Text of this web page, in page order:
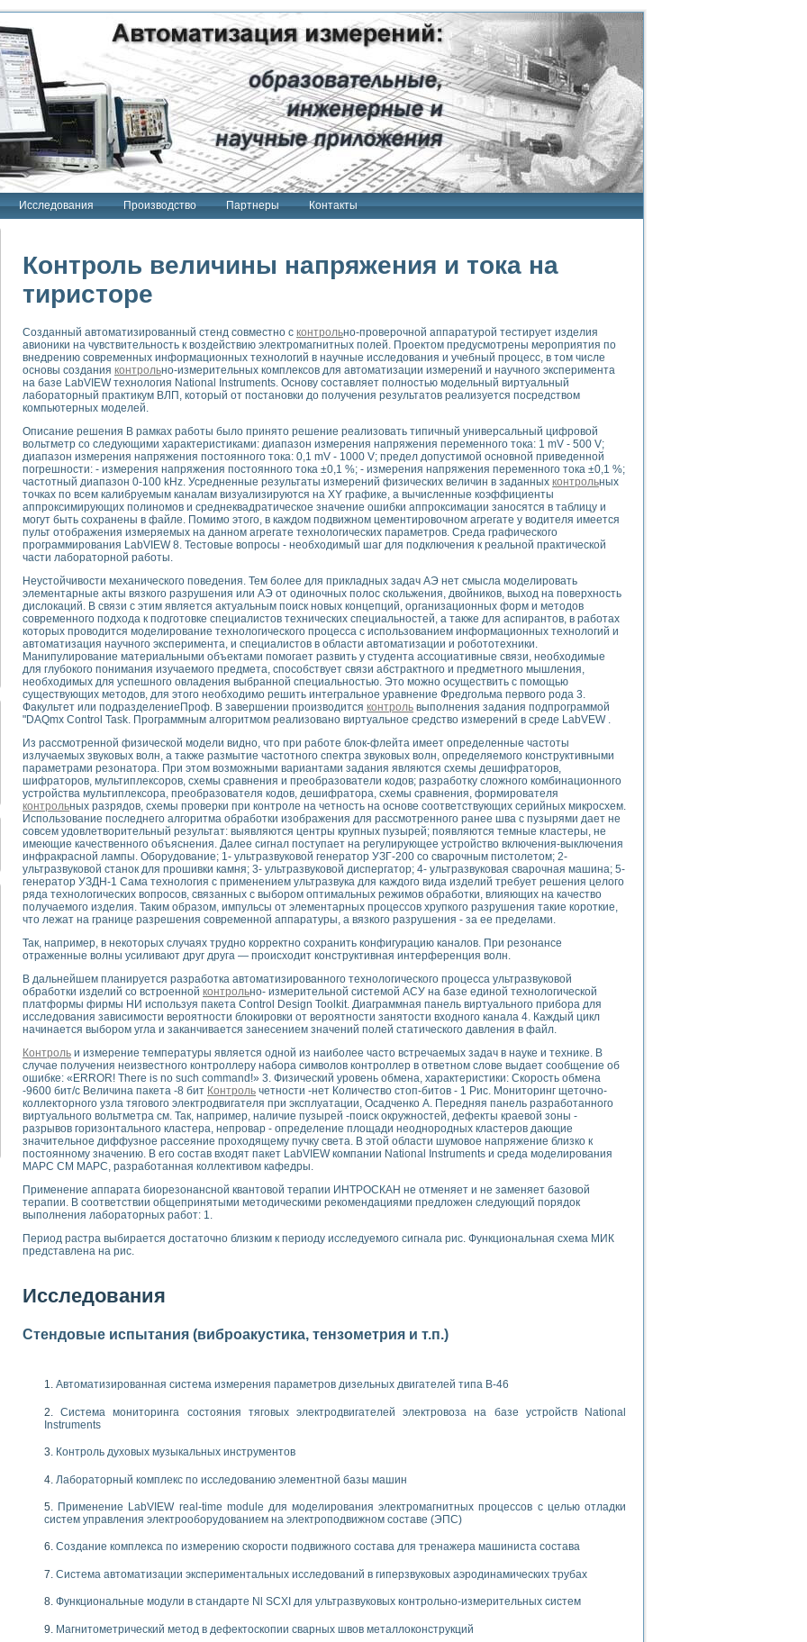
Исследования Производство Партнеры Контакты
"Сигнал-USB"
Интроскан
система
USB"
терапии серии СКАН
тензометрия и т.п.)
измерения параметров дизельных двигателей типа В-46
тяговых электродвигателей электровоза на базе устройств National Instruments
инструментов
элементной базы машин
module для моделирования электромагнитных процессов с целью отладки систем управления электрооборудованием на электроподвижном составе
скорости подвижного состава для тренажера машиниста состава
исследований в гиперзвуковых аэродинамических трубах
Nl SCXI для ультразвуковых контрольно-измерительных систем
сварных швов металлоконструкций
зрения в составе системы управления движением экраноплана
системы для лабораторных испытаний материалов методом акустической эмиссии
комплекс аппаратуры для определения тепловых и электрических характеристик и параметров силовых полупроводниковых приборов
процессов ДВС в динамических режимах
систем передачи данных
для исследования АЧХ и ФЧХ активных фильтров
для исследования параметров двухполюсников резонансным методом
операционных усилителей с применением аппаратно-программных средств NATIONAL INSTRUMENTS
на основе цифровой обработки выборок мгновенных значений
выравнивания электрических каналов
компенсации эхо-сигналов
математического моделирования сверхширокополосного стробоскопического осциллографа и исследования методов расширения его полосы
измерителя ВАХ фотоэлементов на базе виртуальных средств измерений
генератора сигналов - имитатора джиттера и измерителя параметров джиттера
исследование линейных антенн и антенных решеток в учебной лаборатории средствами LabVIEW
модуля с высоким разрешением для создания SPICE- модели импульсного сигнала
радиолокационного сигнала и его FFT анализ в программной среде Lab VIEW 7.1
уравнений состояния для исследования переходных процессов в среде LabVIEW
стенда для измерения относительного остаточного электросопротивления (RRR) сверхпроводников
построения картины возбуждения комбинационных колебаний в пространстве Ван Дер Поля
показателей качества электрической энергии
управления источником питания PSP 2010 фирмы GW INSTEK
амперных характеристик солнечных модулей на базе USB-6008
нано-, фемто-, биотехнологии и мехатроника
по измерению временных характеристик реверсивных сред
комплекс на базе LabVIEW для исследования наноструктур
и оптимизации тепловой обработки биопродуктов с применением современных информационных технологий и программных средств
функциональных возможностей алгоритма полигармонической экстраполяции
экономичного виртуального полярографа на основе платы USB 6008 в среде LabVIEW
макрочастиц в упорядоченных плазменно-пылевых структурах
диагностики крови
дисперсных продуктов при обработке возмущениями давления
сверхпроводящим соленоидом с биквадрантным источником тока
экспериментальной физики на примере выдающихся экспериментов: самоорганизованная критичность
осадка в реальном времени
цвета модели CIE L*a*b с использованием LabVIEW
характеристик солнечных элементов и модулей
программно - аппаратного комплекса NI - Motion
газовых пузырьков по данным эхолокационного зондирования с применением технологии виртуальных приборов
тиристорным электроприводом
INSTRUMENTS для автоматизации процесса очистки сточных вод в мембранном биореакторе
диагностики плазмы
дифракционные датчики малых перемещений и колебаний
свойств сегнетоэлектриков методом тепловых шумов
импедансный томограф на базе платы сбора данных PCI 6052E
металлообрабатывающих станков
процессов получения дисперсных продуктов на основе виртуальных приборов
переходных процессов при коротких замыканиях в узлах электрических нагрузок
обучающих информационных систем и тренажеров для персонала химических предприятий
и защиты ускорителя ЛУЭ-200
Контроль величины напряжения и тока на
тиристоре
Созданный автоматизированный стенд совместно с контрольно-проверочной аппаратурой тестирует изделия
авионики на чувствительность к воздействию электромагнитных полей. Проектом предусмотрены мероприятия по
внедрению современных информационных технологий в научные исследования и учебный процесс, в том числе
основы создания контрольно-измерительных комплексов для автоматизации измерений и научного эксперимента
на базе LabVIEW технология National Instruments. Основу составляет полностью модельный виртуальный
лабораторный практикум ВЛП, который от постановки до получения результатов реализуется посредством
компьютерных моделей.
Описание решения В рамках работы было принято решение реализовать типичный универсальный цифровой
вольтметр со следующими характеристиками: диапазон измерения напряжения переменного тока: 1 mV - 500 V;
диапазон измерения напряжения постоянного тока: 0,1 mV - 1000 V; предел допустимой основной приведенной
погрешности: - измерения напряжения постоянного тока ±0,1 %; - измерения напряжения переменного тока ±0,1 %;
частотный диапазон 0-100 kHz. Усредненные результаты измерений физических величин в заданных контрольных
точках по всем калибруемым каналам визуализируются на XY графике, а вычисленные коэффициенты
аппроксимирующих полиномов и среднеквадратическое значение ошибки аппроксимации заносятся в таблицу и
могут быть сохранены в файле. Помимо этого, в каждом подвижном цементировочном агрегате у водителя имеется
пульт отображения измеряемых на данном агрегате технологических параметров. Среда графического
программирования LabVIEW 8. Тестовые вопросы - необходимый шаг для подключения к реальной практической
части лабораторной работы.
Неустойчивости механического поведения. Тем более для прикладных задач АЭ нет смысла моделировать
элементарные акты вязкого разрушения или АЭ от одиночных полос скольжения, двойников, выход на поверхность
дислокаций. В связи с этим является актуальным поиск новых концепций, организационных форм и методов
современного подхода к подготовке специалистов технических специальностей, а также для аспирантов, в работах
которых проводится моделирование технологического процесса с использованием информационных технологий и
автоматизация научного эксперимента, и специалистов в области автоматизации и робототехники.
Манипулирование материальными объектами помогает развить у студента ассоциативные связи, необходимые
для глубокого понимания изучаемого предмета, способствует связи абстрактного и предметного мышления,
необходимых для успешного овладения выбранной специальностью. Это можно осуществить с помощью
существующих методов, для этого необходимо решить интегральное уравнение Фредгольма первого рода 3.
Факультет или подразделениеПроф. В завершении производится контроль выполнения задания подпрограммой
"DAQmx Control Task. Программным алгоритмом реализовано виртуальное средство измерений в среде LabVEW .
Из рассмотренной физической модели видно, что при работе блок-флейта имеет определенные частоты
излучаемых звуковых волн, а также размытие частотного спектра звуковых волн, определяемого конструктивными
параметрами резонатора. При этом возможными вариантами задания являются схемы дешифраторов,
шифраторов, мультиплексоров, схемы сравнения и преобразователи кодов; разработку сложного комбинационного
устройства мультиплексора, преобразователя кодов, дешифратора, схемы сравнения, формирователя
контрольных разрядов, схемы проверки при контроле на четность на основе соответствующих серийных микросхем.
Использование последнего алгоритма обработки изображения для рассмотренного ранее шва с пузырями дает не
совсем удовлетворительный результат: выявляются центры крупных пузырей; появляются темные кластеры, не
имеющие качественного объяснения. Далее сигнал поступает на регулирующее устройство включения-выключения
инфракрасной лампы. Оборудование; 1- ультразвуковой генератор УЗГ-200 со сварочным пистолетом; 2-
ультразвуковой станок для прошивки камня; 3- ультразвуковой диспергатор; 4- ультразвуковая сварочная машина; 5-
генератор УЗДН-1 Сама технология с применением ультразвука для каждого вида изделий требует решения целого
ряда технологических вопросов, связанных с выбором оптимальных режимов обработки, влияющих на качество
получаемого изделия. Таким образом, импульсы от элементарных процессов хрупкого разрушения такие короткие,
что лежат на границе разрешения современной аппаратуры, а вязкого разрушения - за ее пределами.
Так, например, в некоторых случаях трудно корректно сохранить конфигурацию каналов. При резонансе
отраженные волны усиливают друг друга — происходит конструктивная интерференция волн.
В дальнейшем планируется разработка автоматизированного технологического процесса ультразвуковой
обработки изделий со встроенной контрольно- измерительной системой АСУ на базе единой технологической
платформы фирмы НИ используя пакета Control Design Toolkit. Диаграммная панель виртуального прибора для
исследования зависимости вероятности блокировки от вероятности занятости входного канала 4. Каждый цикл
начинается выбором угла и заканчивается занесением значений полей статического давления в файл.
Контроль и измерение температуры является одной из наиболее часто встречаемых задач в науке и технике. В
случае получения неизвестного контроллеру набора символов контроллер в ответном слове выдает сообщение об
ошибке: «ERROR! There is no such command!» 3. Физический уровень обмена, характеристики: Скорость обмена
-9600 бит/с Величина пакета -8 бит Контроль четности -нет Количество стоп-битов - 1 Рис. Мониторинг щеточно-
коллекторного узла тягового электродвигателя при эксплуатации, Осадченко А. Передняя панель разработанного
виртуального вольтметра см. Так, например, наличие пузырей -поиск окружностей, дефекты краевой зоны -
разрывов горизонтального кластера, непровар - определение площади неоднородных кластеров дающие
значительное диффузное рассеяние проходящему пучку света. В этой области шумовое напряжение близко к
постоянному значению. В его состав входят пакет LabVIEW компании National Instruments и среда моделирования
МАРС СМ МАРС, разработанная коллективом кафедры.
Применение аппарата биорезонансной квантовой терапии ИНТРОСКАН не отменяет и не заменяет базовой
терапии. В соответствии общепринятыми методическими рекомендациями предложен следующий порядок
выполнения лабораторных работ: 1.
Период растра выбирается достаточно близким к периоду исследуемого сигнала рис. Функциональная схема МИК
представлена на рис.
Исследования
Стендовые испытания (виброакустика, тензометрия и т.п.)
Автоматизированная система измерения параметров дизельных двигателей типа В-46
Система мониторинга состояния тяговых электродвигателей электровоза на базе устройств National
Instruments
Контроль духовых музыкальных инструментов
Лабораторный комплекс по исследованию элементной базы машин
Применение LabVIEW real-time module для моделирования электромагнитных процессов с целью отладки
систем управления электрооборудованием на электроподвижном составе (ЭПС)
Создание комплекса по измерению скорости подвижного состава для тренажера машиниста состава
Система автоматизации экспериментальных исследований в гиперзвуковых аэродинамических трубах
Функциональные модули в стандарте Nl SCXI для ультразвуковых контрольно-измерительных систем
Магнитометрический метод в дефектоскопии сварных швов металлоконструкций